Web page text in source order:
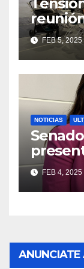
FEB 5, 2025
NOTICIAS
FEB 4, 2025